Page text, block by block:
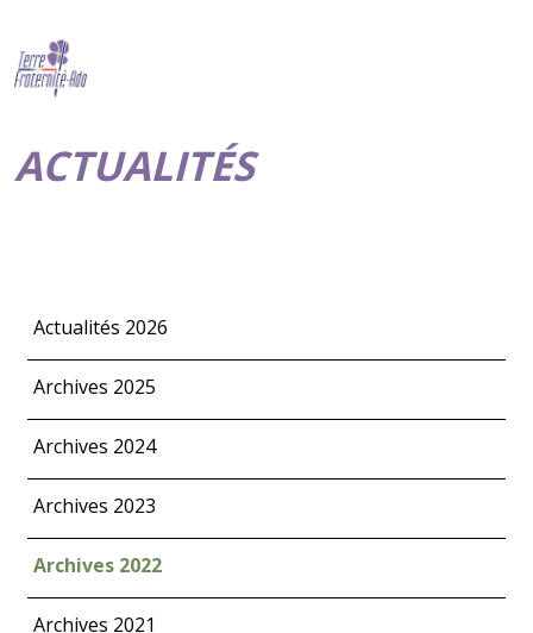
ACTUALITÉS
Actualités 2026
Archives 2025
Archives 2024
Archives 2023
Archives 2022
Archives 2021